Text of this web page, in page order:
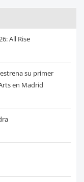
All Rise
su primer
en Madrid